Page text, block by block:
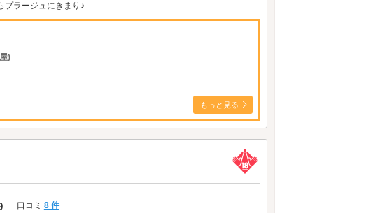
プラージュにきまり♪
)
もっと見る
のうち4
口コミ 8 件